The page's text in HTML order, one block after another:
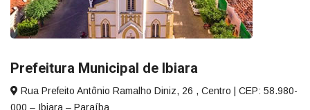
Prefeitura Municipal de Ibiara
Rua Prefeito Antônio Ramalho Diniz, 26 , Centro | CEP: 58.980-
000 – Ibiara – Paraíba